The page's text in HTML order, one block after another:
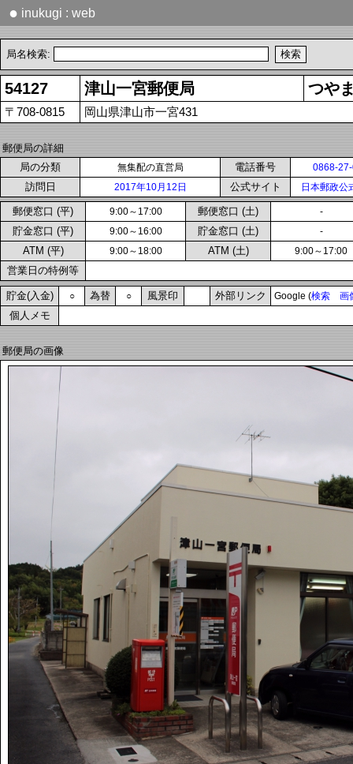
● inukugi : web
局名検索:
54127 津山一宮郵便局 つや
〒708-0815 岡山県津山市一宮431
郵便局の詳細
局の分類
無集配の直営局 電話番号 0868-
訪問日 2017年10月12日 公式サイト 日本郵政公
郵便窓口 (平) 9:00～17:00 郵便窓口 (土) -
貯金窓口 (平) 9:00～16:00 貯金窓口 (土) -
ATM (平) 9:00～18:00 ATM (土) 9:00～17:00
営業日の特例等
貯金(入金) ○ 為替 ○ 風景印 外部リンク Google (検索 画
個人メモ
郵便局の画像